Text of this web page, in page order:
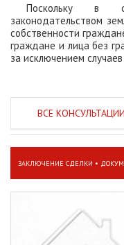
Поскольку в
законодательством
собственности
граждане и лица без
за исключением
ЗАКЛЮЧЕНИЕ СДЕЛКИ •
СТРОИТЕЛЬСТВО •